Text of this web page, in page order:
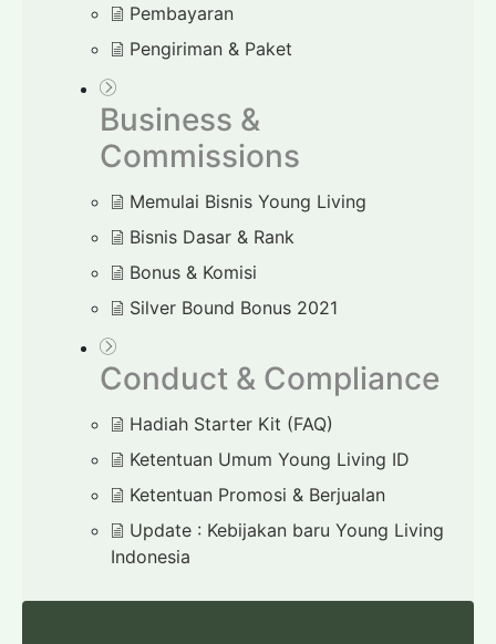
Pembayaran
Pengiriman & Paket
Business &
Commissions
Memulai Bisnis Young Living
Bisnis Dasar & Rank
Bonus & Komisi
Silver Bound Bonus 2021
Conduct & Compliance
Hadiah Starter Kit (FAQ)
Ketentuan Umum Young Living ID
Ketentuan Promosi & Berjualan
Update : Kebijakan baru Young Living
Indonesia